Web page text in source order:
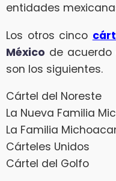
entidades
Los otros cinco
México de acuerdo
son los siguientes.
Cártel del Noreste
La Nueva Familia
La Familia
Cárteles Unidos
Cártel del Golfo